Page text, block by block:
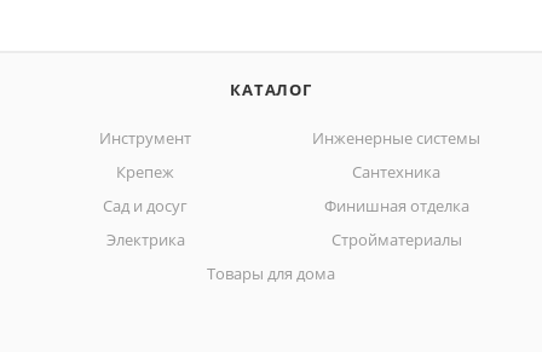
КАТАЛОГ
Инструмент
Инженерные системы
Крепеж
Сантехника
Сад и досуг
Финишная отделка
Электрика
Стройматериалы
Товары для дома